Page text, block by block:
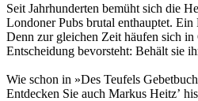
Seit Jahrhunderten bemüht sich die
Londoner Pubs brutal enthauptet.
Denn zur gleichen Zeit häufen sich
Entscheidung bevorsteht: Behält sie
Wie schon in »Des Teufels
Entdecken Sie auch Markus Heitzʼ